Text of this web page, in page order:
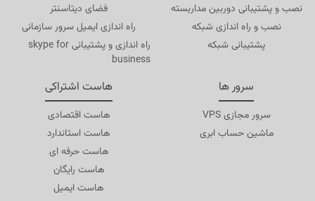
هاست اشتراکی
هاست اقتصادی
هاست استاندارد
هاست حرفه ای
هاست رایگان
هاست ایمیل
سرور ها
سرور مجازی VPS
ماشین حساب ابری
فضای دیتاسنتر
راه اندازی ایمیل سرور سازمانی
راه اندازی و پشتیبانی skype for
business
نصب و پشتیبانی دوربین مداربسته
نصب و راه اندازی شبکه
پشتیبانی شبکه